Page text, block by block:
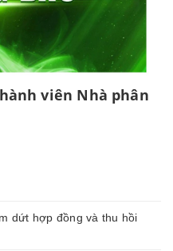
viên Nhà phân
dứt hợp đồng và thu hồi